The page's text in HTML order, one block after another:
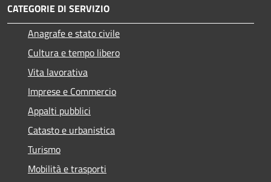
CATEGORIE DI SERVIZIO
Anagrafe e stato civile
Cultura e tempo libero
Vita lavorativa
Imprese e Commercio
Appalti pubblici
Catasto e urbanistica
Turismo
Mobilità e trasporti